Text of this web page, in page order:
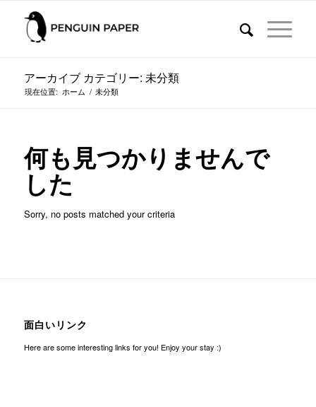
アーカイブ カテゴリー: 未分類
現在位置: ホーム / 未分類
何も見つかりませんで
した
Sorry, no posts matched your criteria
面白いリンク
Here are some interesting links for you! Enjoy your stay :)